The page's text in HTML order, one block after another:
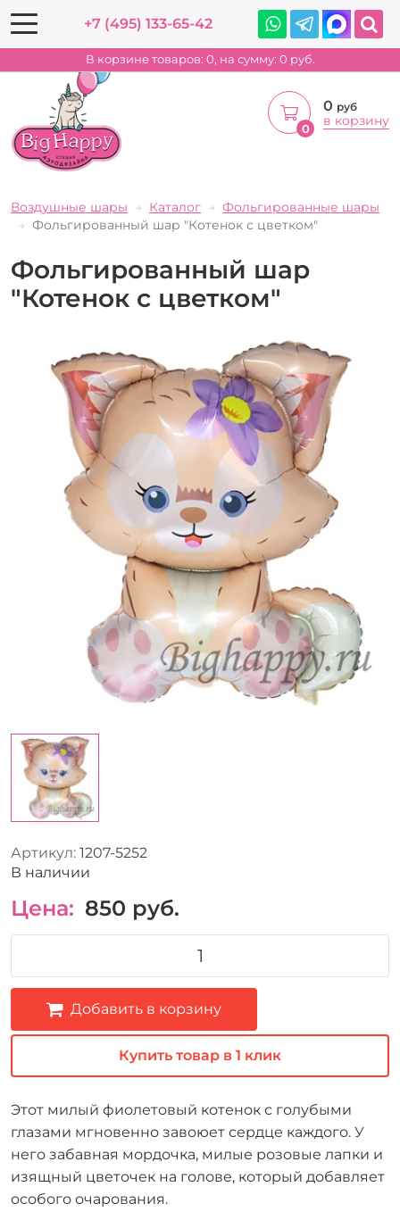
+7 (495) 133-65-42
В корзине товаров: 0, на сумму: 0 руб.
0
0 руб
в корзину
Воздушные шары Каталог
Фольгированные шары
Фольгированный шар "Котенок с цветком"
Фольгированный шар
"Котенок с цветком"
Артикул: 1207-5252
В наличии
Цена: 850 руб.
Добавить в корзину
Купить товар в 1 клик
Этот милый фиолетовый котенок с голубыми
глазами мгновенно завоюет сердце каждого. У
него забавная мордочка, милые розовые лапки и
изящный цветочек на голове, который добавляет
особого очарования.